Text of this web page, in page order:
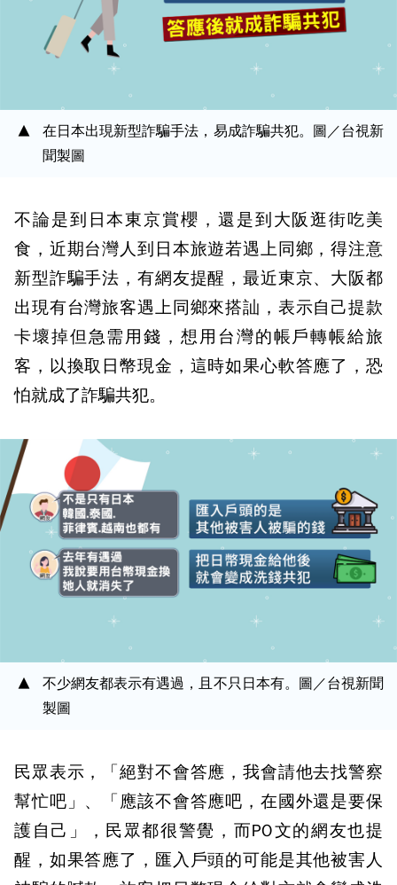
在日本出現新型詐騙手法，易成詐騙共犯。圖／台視新
聞製圖
不論是到日本東京賞櫻，還是到大阪逛街吃美
食，近期台灣人到日本旅遊若遇上同鄉，得注意
新型詐騙手法，有網友提醒，最近東京、大阪都
出現有台灣旅客遇上同鄉來搭訕，表示自己提款
卡壞掉但急需用錢，想用台灣的帳戶轉帳給旅
客，以換取日幣現金，這時如果心軟答應了，恐
怕就成了詐騙共犯。
不少網友都表示有遇過，且不只日本有。圖／台視新聞
製圖
民眾表示，「絕對不會答應，我會請他去找警察
幫忙吧」、「應該不會答應吧，在國外還是要保
護自己」，民眾都很警覺，而PO文的網友也提
醒，如果答應了，匯入戶頭的可能是其他被害人